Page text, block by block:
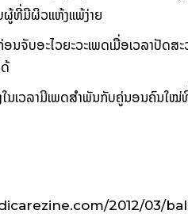
ຜູ້ທີ່ມີຜິວແຫ້ງແພ້ງ່າຍ
ນຈັບອະໄວຍະວະເພດເມື່ອເວລາປັດ
ງໃນເວລາມີເພດສຳພັນກັບຄູ່ນອນຄົນ
2012/03/